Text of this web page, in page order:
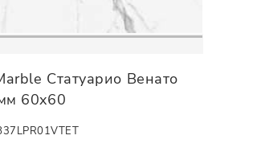
Статуарио Венато
60x60